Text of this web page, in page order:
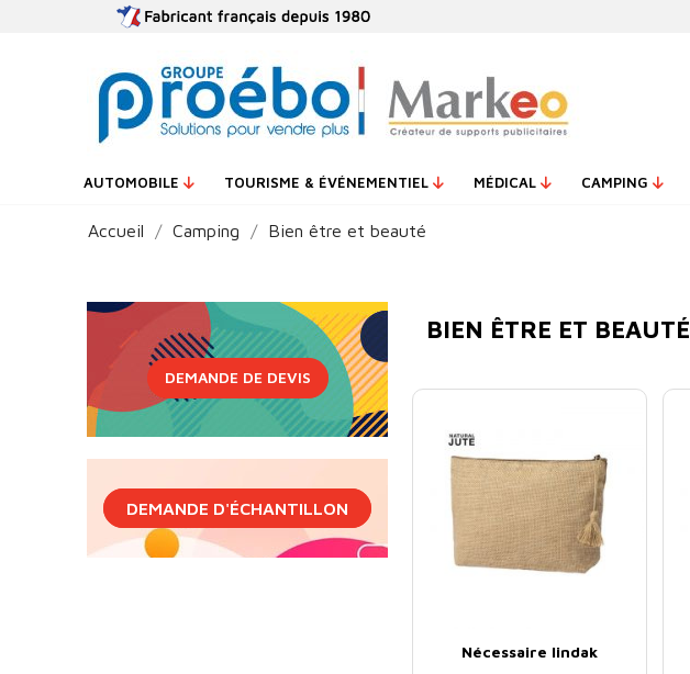
AUTOMOBILE TOURISME & ÉVÉNEMENTIEL MÉDICAL CAMPING
Accueil Camping Bien être et beauté
DEMANDE DE DEVIS
DEMANDE D'ÉCHANTILLON
BIEN ÊTRE ET BEAUTÉ
Nécessaire lindak